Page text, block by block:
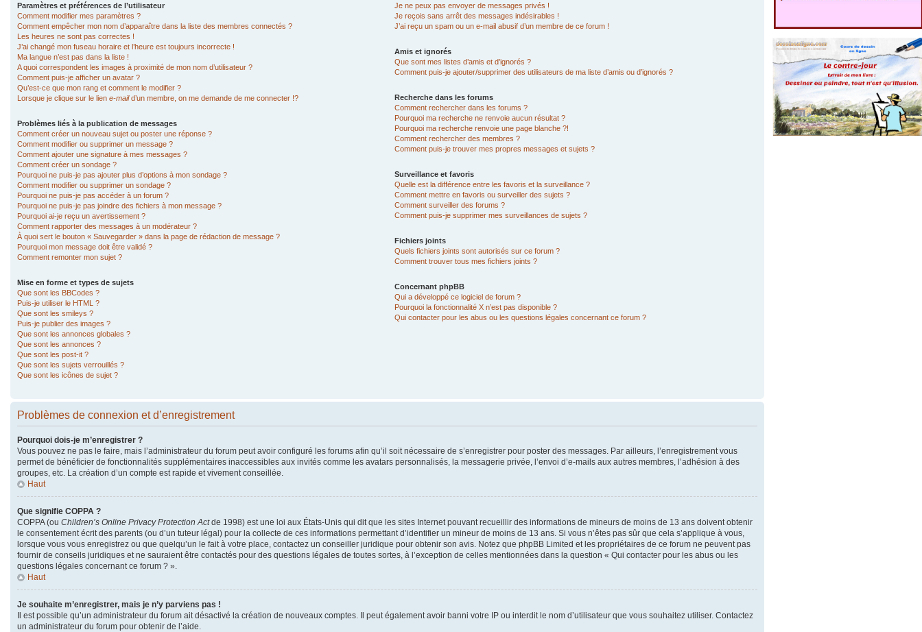
Paramètres et préférences de l’utilisateur
Comment modifier mes paramètres ?
Comment empêcher mon nom d’apparaître dans la liste des membres connectés ?
Les heures ne sont pas correctes !
J’ai changé mon fuseau horaire et l’heure est toujours incorrecte !
Ma langue n’est pas dans la liste !
A quoi correspondent les images à proximité de mon nom d’utilisateur ?
Comment puis-je afficher un avatar ?
Qu’est-ce que mon rang et comment le modifier ?
Lorsque je clique sur le lien e-maild’un membre, on me demande de me connecter !?
Problèmes liés à la publication de messages
Comment créer un nouveau sujet ou poster une réponse ?
Comment modifier ou supprimer un message ?
Comment ajouter une signature à mes messages ?
Comment créer un sondage ?
Pourquoi ne puis-je pas ajouter plus d’options à mon sondage ?
Comment modifier ou supprimer un sondage ?
Pourquoi ne puis-je pas accéder à un forum ?
Pourquoi ne puis-je pas joindre des fichiers à mon message ?
Pourquoi ai-je reçu un avertissement ?
Comment rapporter des messages à un modérateur ?
À quoi sert le bouton « Sauvegarder » dans la page de rédaction de message ?
Pourquoi mon message doit être validé ?
Comment remonter mon sujet ?
Mise en forme et types de sujets
Que sont les BBCodes ?
Puis-je utiliser le HTML ?
Que sont les smileys ?
Puis-je publier des images ?
Que sont les annonces globales ?
Que sont les annonces ?
Que sont les post-it ?
Que sont les sujets verrouillés ?
Que sont les icônes de sujet ?
Je ne peux pas envoyer de messages privés !
Je reçois sans arrêt des messages indésirables !
J’ai reçu un spam ou un e-mail abusif d’un membre de ce forum !
Amis et ignorés
Que sont mes listes d’amis et d’ignorés ?
Comment puis-je ajouter/supprimer des utilisateurs de ma liste d’amis ou d’ignorés ?
Recherche dans les forums
Comment rechercher dans les forums ?
Pourquoi ma recherche ne renvoie aucun résultat ?
Pourquoi ma recherche renvoie une page blanche ?!
Comment rechercher des membres ?
Comment puis-je trouver mes propres messages et sujets ?
Surveillance et favoris
Quelle est la différence entre les favoris et la surveillance ?
Comment mettre en favoris ou surveiller des sujets ?
Comment surveiller des forums ?
Comment puis-je supprimer mes surveillances de sujets ?
Fichiers joints
Quels fichiers joints sont autorisés sur ce forum ?
Comment trouver tous mes fichiers joints ?
Concernant phpBB
Qui a développé ce logiciel de forum ?
Pourquoi la fonctionnalité X n’est pas disponible ?
Qui contacter pour les abus ou les questions légales concernant ce forum ?
Problèmes de connexion et d’enregistrement
Pourquoi dois-je m’enregistrer ?
Vous pouvez ne pas le faire, mais l’administrateur du forum peut avoir configuré les forums afin qu’il soit nécessaire de s’enregistrer pour poster des messages. Par ailleurs, l’enregistrement vous
permet de bénéficier de fonctionnalités supplémentaires inaccessibles aux invités comme les avatars personnalisés, la messagerie privée, l’envoi d’e-mails aux autres membres, l’adhésion à des
groupes, etc. La création d’un compte est rapide et vivement conseillée.
Haut
Que signifie COPPA ?
COPPA (ou Children’s Online Privacy Protection Actde 1998) est une loi aux États-Unis qui dit que les sites Internet pouvant recueillir des informations de mineurs de moins de 13 ans doivent obtenir
le consentement écrit des parents (ou d’un tuteur légal) pour la collecte de ces informations permettant d’identifier un mineur de moins de 13 ans. Si vous n’êtes pas sûr que cela s’applique à vous,
lorsque vous vous enregistrez ou que quelqu’un le fait à votre place, contactez un conseiller juridique pour obtenir son avis. Notez que phpBB Limited et les propriétaires de ce forum ne peuvent pas
fournir de conseils juridiques et ne sauraient être contactés pour des questions légales de toutes sortes, à l’exception de celles mentionnées dans la question « Qui contacter pour les abus ou les
questions légales concernant ce forum ? ».
Haut
Je souhaite m’enregistrer, mais je n’y parviens pas !
Il est possible qu’un administrateur du forum ait désactivé la création de nouveaux comptes. Il peut également avoir banni votre IP ou interdit le nom d’utilisateur que vous souhaitez utiliser. Contactez
un administrateur du forum pour obtenir de l’aide.